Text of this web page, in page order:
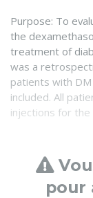
Purpose: To
the
treatment of
was a
patients with
included. All
injections for
pour